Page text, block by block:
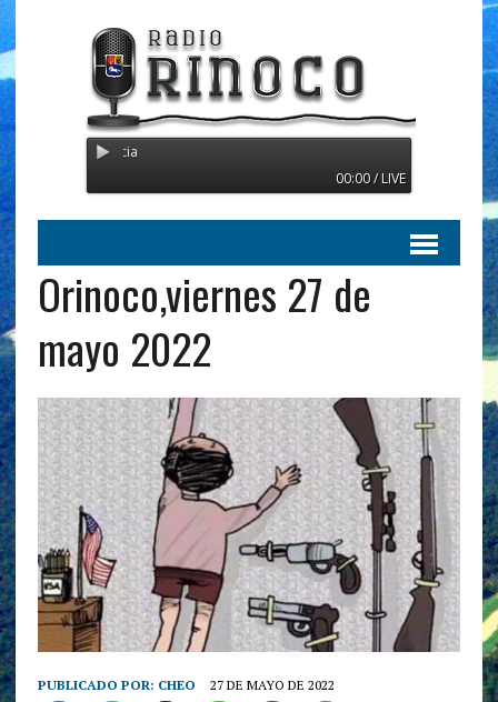
Radio Orinoco -
00:00 / LIVE
Orinoco,viernes 27 de
mayo 2022
PUBLICADO POR: CHEO 27 DE MAYO DE 2022